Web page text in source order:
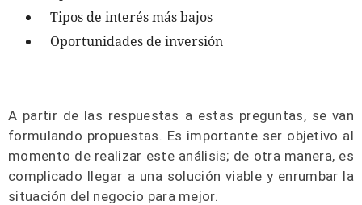
Tipos de interés más bajos
Oportunidades de inversión
A partir de las respuestas a estas preguntas, se van
formulando propuestas. Es importante ser objetivo al
momento de realizar este análisis; de otra manera, es
complicado llegar a una solución viable y enrumbar la
situación del negocio para mejor.